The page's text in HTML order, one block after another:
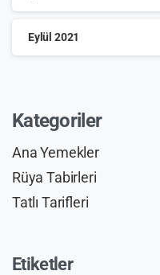
Eylül 2021
Kategoriler
Ana Yemekler
Rüya Tabirleri
Tatlı Tarifleri
Etiketler